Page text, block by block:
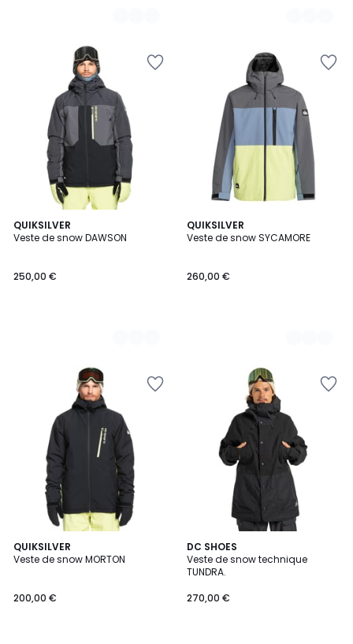
QUIKSILVER
Veste de snow DAWSON
250,00 €
2
Couleurs
QUIKSILVER
Veste de snow SYCAMORE
260,00 €
2
Couleurs
QUIKSILVER
Veste de snow MORTON
200,00 €
2
Couleurs
DC SHOES
Veste de snow technique
TUNDRA.
270,00 €
3
Couleurs